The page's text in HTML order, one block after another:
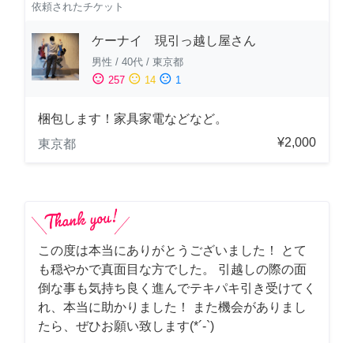
依頼されたチケット
ケーナイ 現引っ越し屋さん
男性 / 40代 / 東京都
sentiment_satisfied 257 sentiment_neutral 14 sentiment_dissatisfied 1
梱包します！家具家電などなど。
東京都
¥2,000
この度は本当にありがとうございました！ とて
も穏やかで真面目な方でした。 引越しの際の面
倒な事も気持ち良く進んでテキパキ引き受けてく
れ、本当に助かりました！ また機会がありまし
たら、ぜひお願い致します(*´-`)